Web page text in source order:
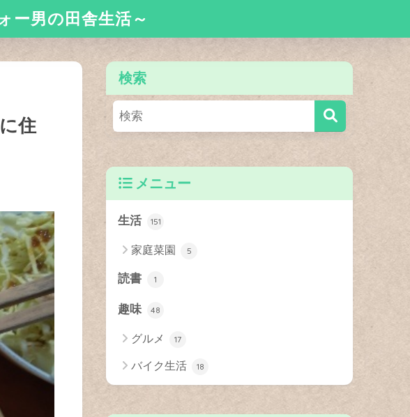
ー男の田舎生活～
住
検索
メニュー
生活 151
家庭菜園 5
読書 1
趣味 48
グルメ 17
バイク生活 18